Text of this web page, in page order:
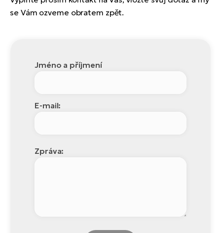
se Vám ozveme obratem zpět.
Jméno a příjmení
E-mail:
Zpráva: